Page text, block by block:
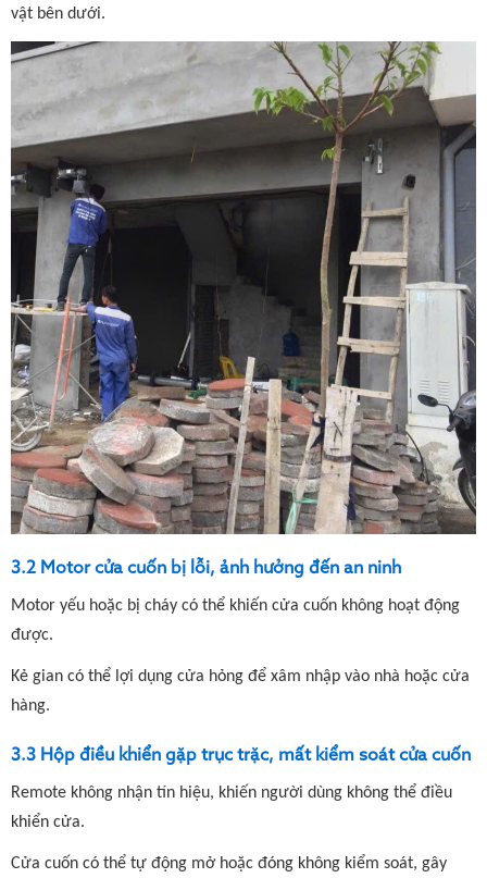
vật bên dưới.
3.2 Motor cửa cuốn bị lỗi, ảnh hưởng đến an ninh
Motor yếu hoặc bị cháy có thể khiến cửa cuốn không hoạt động
được.
Kẻ gian có thể lợi dụng cửa hỏng để xâm nhập vào nhà hoặc cửa
hàng.
3.3 Hộp điều khiển gặp trục trặc, mất kiểm soát cửa cuốn
Remote không nhận tín hiệu, khiến người dùng không thể điều
khiển cửa.
Cửa cuốn có thể tự động mở hoặc đóng không kiểm soát, gây